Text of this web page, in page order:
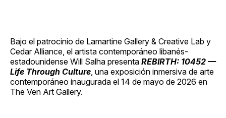
Bajo el patrocinio de Lamartine Gallery & Creative Lab y
Cedar Alliance, el artista contemporáneo libanés-
estadounidense Will Salha presenta REBIRTH: 10452 —
Life Through Culture , una exposición inmersiva de arte
contemporáneo inaugurada el 14 de mayo de 2026 en
The Ven Art Gallery.